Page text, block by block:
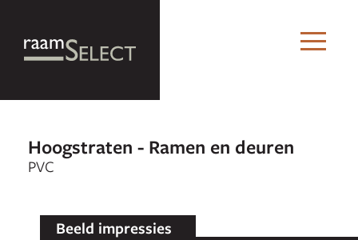
Hoogstraten - Ramen en deuren
PVC
Beeld impressies